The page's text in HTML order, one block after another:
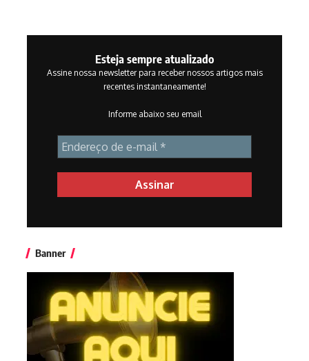
Esteja sempre atualizado
Assine nossa newsletter para receber nossos artigos mais
recentes instantaneamente!
Informe abaixo seu email
Banner